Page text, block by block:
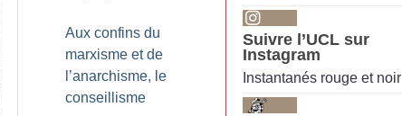
Aux confins du
marxisme et de
l’anarchisme, le
conseillisme
Suivre l’UCL sur
Instagram
Instantanés rouge et noir